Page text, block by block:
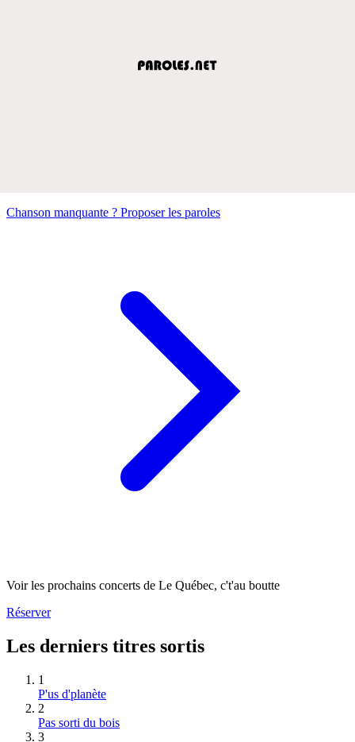
Chanson manquante ? Proposer les paroles
Voir les prochains concerts de Le Québec, c't'au boutte
Réserver
Les derniers titres sortis
1
P'us d'planète
2
Pas sorti du bois
3